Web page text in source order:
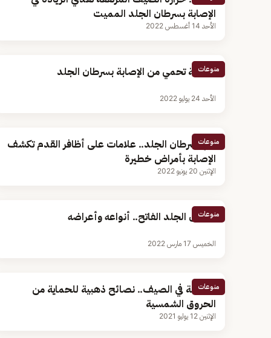
الإصابة بسرطان الجلد المميت
الأحد 14 أغسطس 2022
منوعات
أطعمة تحمي من الإصابة بسرطان الجلد
الأحد 24 يوليو 2022
منوعات
منها سرطان الجلد.. علامات على أظافر القدم تكشف
الإصابة بأمراض خطيرة
الإثنين 20 يونيو 2022
منوعات
سرطان الجلد الفاتح.. أنواعه وأعراضه
الخميس 17 مارس 2022
منوعات
الرياضة في الصيف.. نصائح ذهبية للحماية من
الحروق الشمسية
الإثنين 12 يوليو 2021